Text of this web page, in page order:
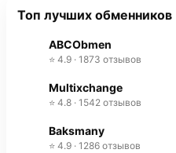
Топ лучших обменников
ABCObmen
⭐ 4.9 · 1873 отзывов
Multixchange
⭐ 4.8 · 1542 отзывов
Baksmany
⭐ 4.9 · 1286 отзывов